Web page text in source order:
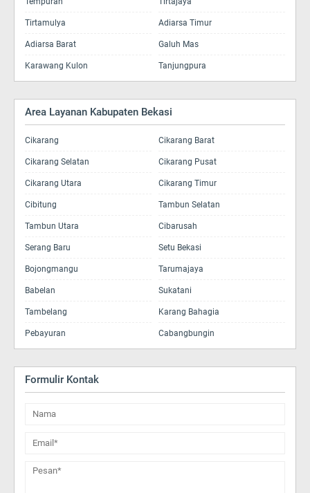
Tirtamulya Adiarsa Timur
Adiarsa Barat Galuh Mas
Karawang Kulon Tanjungpura
Area Layanan Kabupaten Bekasi
Cikarang Cikarang Barat
Cikarang Selatan Cikarang Pusat
Cikarang Utara Cikarang Timur
Cibitung Tambun Selatan
Tambun Utara Cibarusah
Serang Baru Setu Bekasi
Bojongmangu Tarumajaya
Babelan Sukatani
Tambelang Karang Bahagia
Pebayuran Cabangbungin
Formulir Kontak